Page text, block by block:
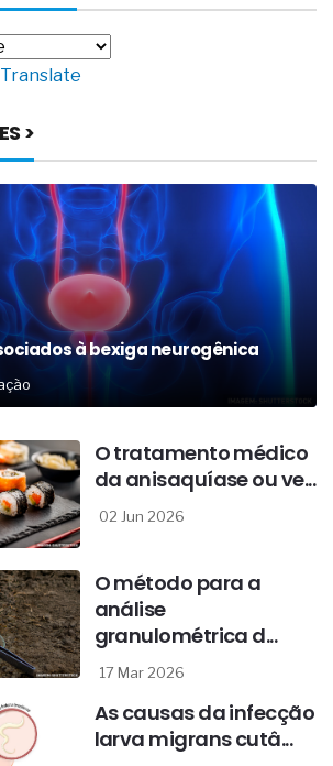
Translate
>
à bexiga neurogênica
O tratamento médico
da anisaquíase ou ve...
02 Jun 2026
O método para a
análise
granulométrica d...
17 Mar 2026
As causas da infecção
larva migrans cutâ...